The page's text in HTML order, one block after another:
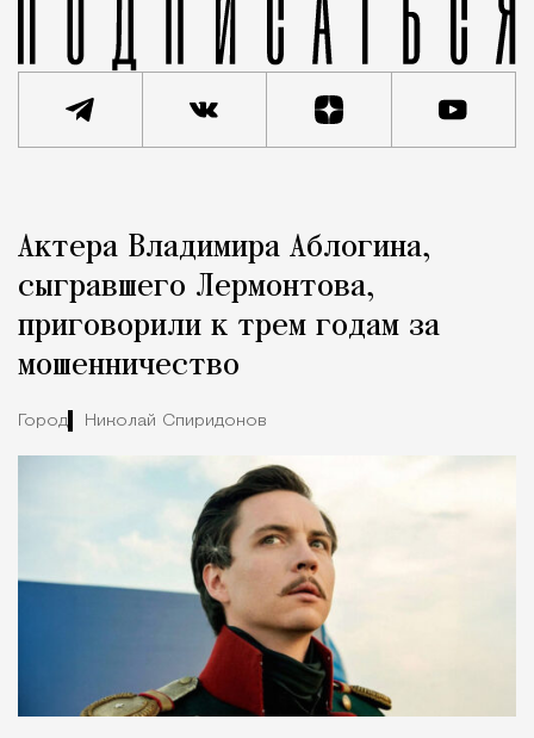
Город
Актера Владимира Аблогина,
сыгравшего Лермонтова,
приговорили к трем годам за
мошенничество
Город Николай Спиридонов